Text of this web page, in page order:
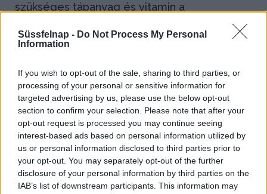
Süssfelnap - Do Not Process My Personal
Information
If you wish to opt-out of the sale, sharing to third parties, or
processing of your personal or sensitive information for
targeted advertising by us, please use the below opt-out
section to confirm your selection. Please note that after your
opt-out request is processed you may continue seeing
interest-based ads based on personal information utilized by
us or personal information disclosed to third parties prior to
your opt-out. You may separately opt-out of the further
disclosure of your personal information by third parties on the
IAB’s list of downstream participants. This information may
szükséges tápanyag és vitamin a
íztelenebb, egyhangúbb az étrend.
Előbbi felvetésre a szakemberek is azt
mondják, hogy bizonyos, létfontosságú
anyagok tényleg nem jutnak be pusztán a
növényekkel, így azokat étrend-kiegészítők
formájában pótolni kell. Éppen ezért a vegán
proteinek például már dúsítottak